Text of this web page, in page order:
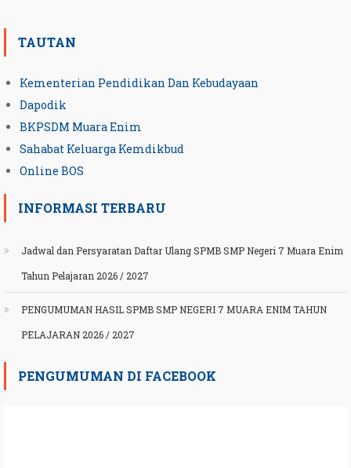
TAUTAN
Kementerian Pendidikan Dan Kebudayaan
Dapodik
BKPSDM Muara Enim
Sahabat Keluarga Kemdikbud
Online BOS
INFORMASI TERBARU
Jadwal dan Persyaratan Daftar Ulang SPMB SMP Negeri 7 Muara Enim
Tahun Pelajaran 2026 / 2027
PENGUMUMAN HASIL SPMB SMP NEGERI 7 MUARA ENIM TAHUN
PELAJARAN 2026 / 2027
PENGUMUMAN DI FACEBOOK